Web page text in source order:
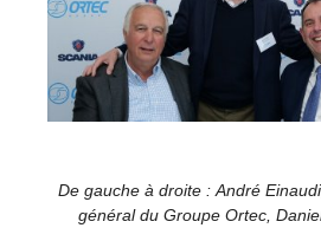
De gauche à droite : André
général du Groupe Ortec,